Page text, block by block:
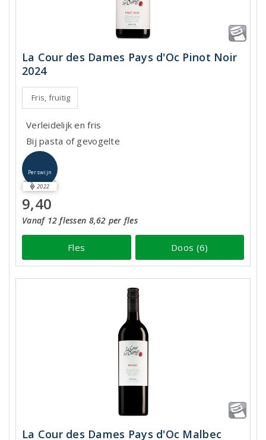
La Cour des Dames Pays d'Oc Pinot Noir
2024
Fris, fruitig
Verleidelijk en fris
Bij pasta of gevogelte
Perswijn
2022
9,40
Vanaf 12 flessen 8,62 per fles
Fles Doos (6)
La Cour des Dames Pays d'Oc Malbec